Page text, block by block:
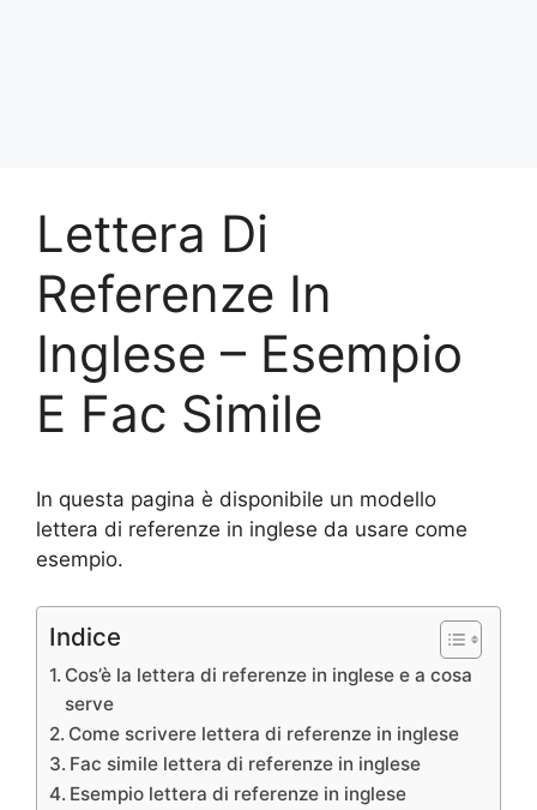
Lettera Di
Referenze In
Inglese – Esempio
E Fac Simile
In questa pagina è disponibile un modello
lettera di referenze in inglese da usare come
esempio.
Indice
Cos’è la lettera di referenze in inglese e a cosa
serve
Come scrivere lettera di referenze in inglese
Fac simile lettera di referenze in inglese
Esempio lettera di referenze in inglese